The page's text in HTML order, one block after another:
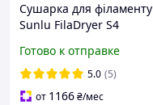
Сушарка для філаменту
Sunlu FilaDryer S4
Готово к отправке
5.0 (5)
от 1166₴/мес